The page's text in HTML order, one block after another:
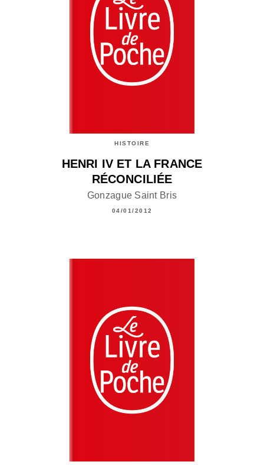
HISTOIRE
HENRI IV ET LA FRANCE
RÉCONCILIÉE
Gonzague Saint Bris
04/01/2012